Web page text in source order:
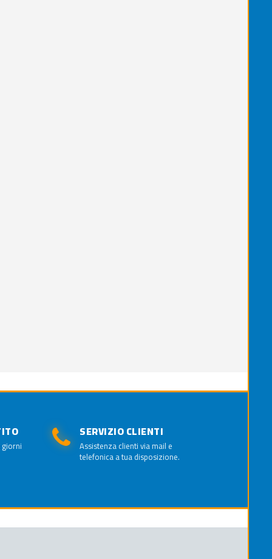
SERVIZIO CLIENTI
Assistenza clienti via mail e
telefonica a tua disposizione.